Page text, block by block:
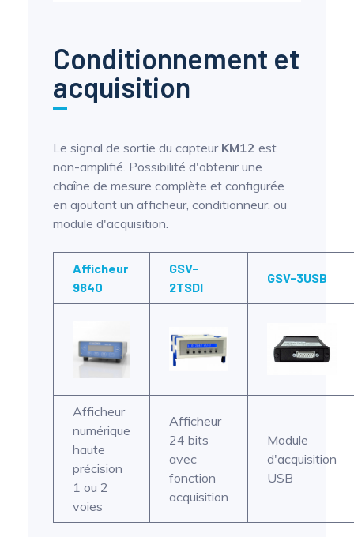
Conditionnement et
acquisition
Le signal de sortie du capteur KM12 est
non-amplifié. Possibilité d'obtenir une
chaîne de mesure complète et configurée
en ajoutant un afficheur, conditionneur. ou
module d'acquisition.
Afficheur
9840
GSV-
2TSDI
GSV-3USB
Afficheur
numérique
haute
précision
1 ou 2
voies
Afficheur
24 bits
avec
fonction
acquisition
Module
d'acquisition
USB